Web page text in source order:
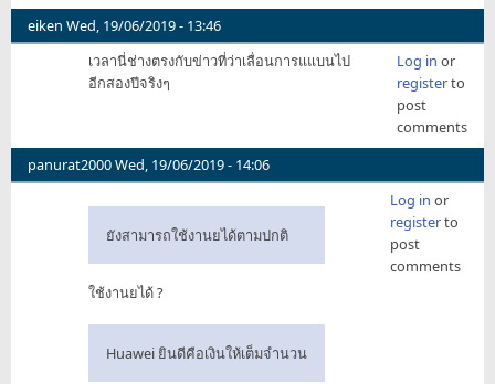
eiken Wed, 19/06/2019 - 13:46
เวลานี่ช่างตรงกับข่าวที่ว่าเลื่อนการแแบนไป
อีกสองปีจริงๆ
Log in or
registerto
post
comments
panurat2000Wed, 19/06/2019 - 14:06
ยังสามารถใช้งานยได้ตามปกติ
ใช้งานยได้ ?
Huawei ยินดีคือเงินให้เต็มจำนวน
Log in or
registerto
post
comments